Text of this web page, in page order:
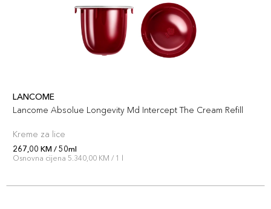
LANCOME
Lancome Absolue Longevity Md Intercept The Cream Refill
Kreme za lice
267,00 KM / 50ml
Osnovna cijena 5.340,00 KM / 1 l